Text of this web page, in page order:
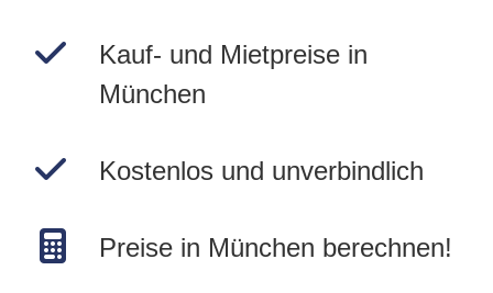
Kauf- und Mietpreise in
München
Kostenlos und unverbindlich
Preise in München berechnen!